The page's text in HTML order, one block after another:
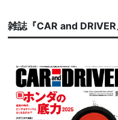
雑誌『CAR and